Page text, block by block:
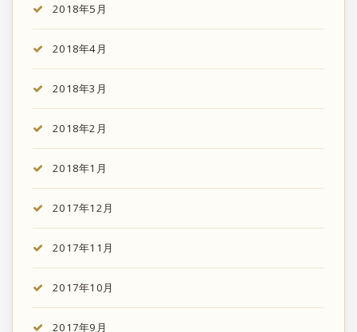
2018年5月
2018年4月
2018年3月
2018年2月
2018年1月
2017年12月
2017年11月
2017年10月
2017年9月